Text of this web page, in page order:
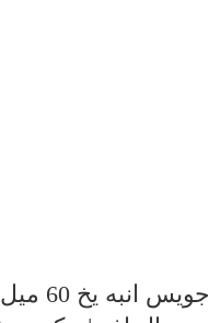
جویس انبه یخ 60 میل